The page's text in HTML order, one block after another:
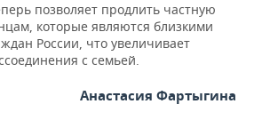
позволяет продлить частную
которые являются близкими
России, что увеличивает
с семьей.
Анастасия Фартыгина